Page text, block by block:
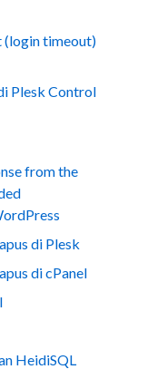
(login timeout)
Plesk Control
from the
di Plesk
di cPanel
HeidiSQL